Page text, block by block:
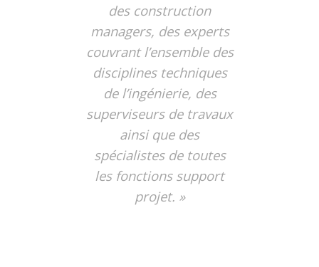
des construction
managers, des experts
couvrant l’ensemble des
disciplines techniques
de l’ingénierie, des
superviseurs de travaux
ainsi que des
spécialistes de toutes
les fonctions support
projet. »